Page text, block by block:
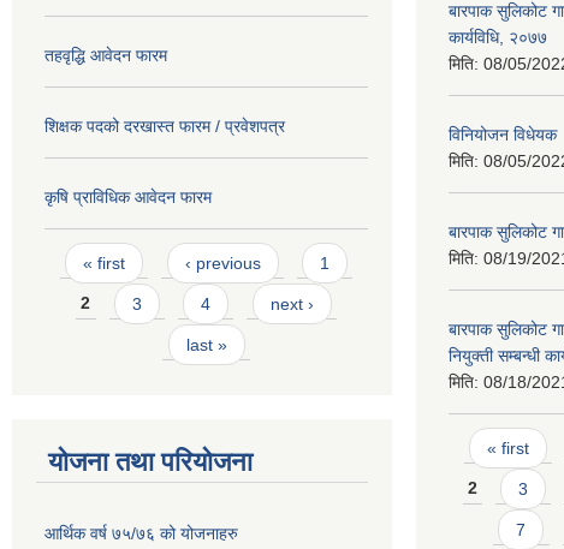
तहवृद्धि आवेदन फारम
शिक्षक पदको दरखास्त फारम / प्रवेशपत्र
कृषि प्राविधिक आवेदन फारम
Pages
« first ‹ previous 1
2 3 4 next ›
last »
योजना तथा परियोजना
आर्थिक वर्ष ७५/७६ को योजनाहरु
बारपाक सुलिकोट
कार्यविधि, २०७७
मिति: 08/05/
विनियोजन विधेयक
मिति: 08/05/
बारपाक सुलिकोट
मिति: 08/19/
बारपाक सुलिकोट
नियुक्ती सम्बन्धी
मिति: 08/18/
Pages
« first
2 3
7